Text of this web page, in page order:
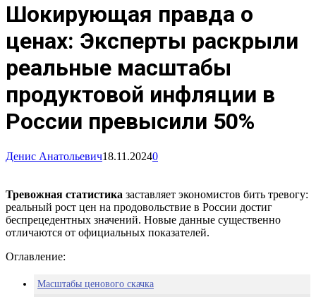
Шокирующая правда о
ценах: Эксперты раскрыли
реальные масштабы
продуктовой инфляции в
России превысили 50%
Денис Анатольевич18.11.20240
Тревожная статистика заставляет экономистов бить тревогу:
реальный рост цен на продовольствие в России достиг
беспрецедентных значений. Новые данные существенно
отличаются от официальных показателей.
Оглавление:
Масштабы ценового скачка